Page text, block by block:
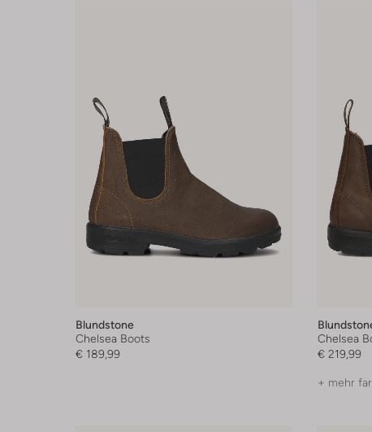
Blundstone
Chelsea Boots
€ 189,99
Chelsea
€ 219,99
+ mehr